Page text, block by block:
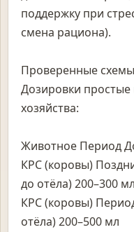
поддержку при
смена рациона).
Проверенные
Дозировки
хозяйства:
Животное Период
КРС (коровы)
до отёла) 200–300 мл
КРС (коровы)
отёла) 200–500 мл